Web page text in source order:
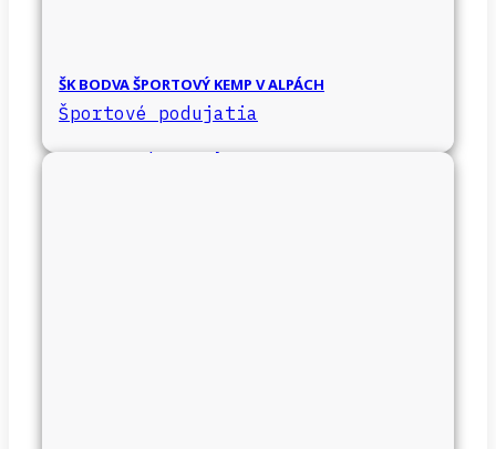
ŠK BODVA ŠPORTOVÝ KEMP V ALPÁCH
Športové podujatia